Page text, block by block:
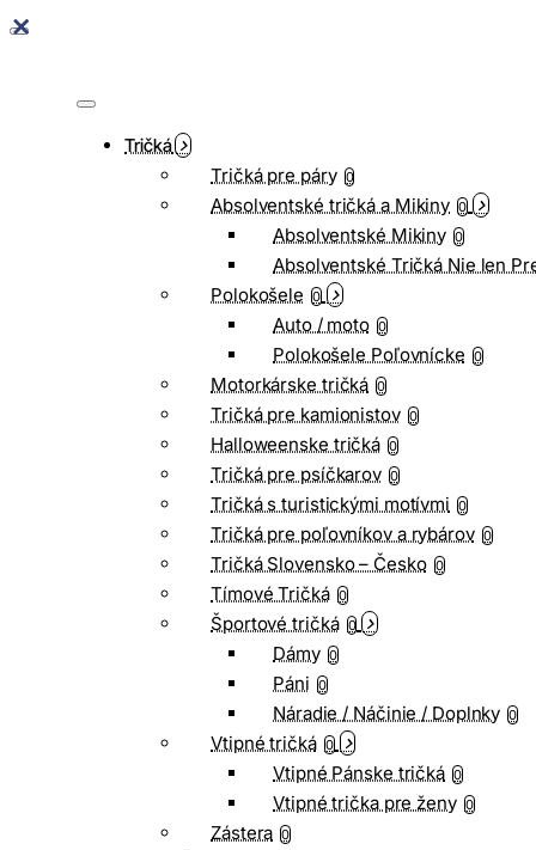
Tričká
Tričká pre páry 0
Absolventské tričká a Mikiny 0
Absolventské Mikiny 0
Absolventské Tričká Nie len
Polokošele 0
Auto / moto 0
Polokošele Poľovnícke 0
Motorkárske tričká 0
Tričká pre kamionistov 0
Halloweenske tričká 0
Tričká pre psíčkarov 0
Tričká s turistickými motívmi 0
Tričká pre poľovníkov a rybárov 0
Tričká Slovensko – Česko 0
Tímové Tričká 0
Športové tričká 0
Dámy 0
Páni 0
Náradie / Náčinie / Doplnky 0
Vtipné tričká 0
Vtipné Pánske tričká 0
Vtipné trička pre ženy 0
Zástera 0